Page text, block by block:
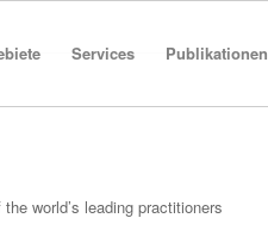
Services Publikationen
world’s leading practitioners